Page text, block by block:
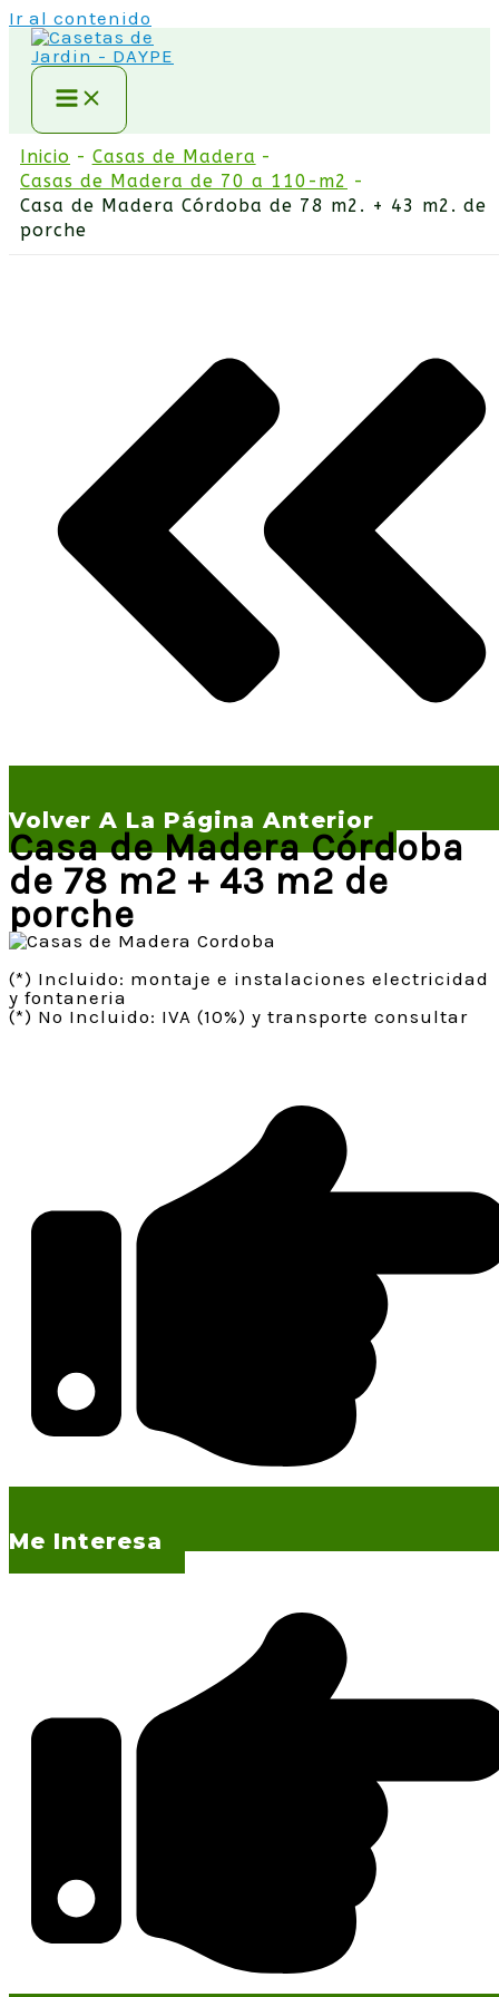
Ir al contenido
Inicio
Casas de Madera
Casas de Madera de 70 a 110-m2
Casa de Madera Córdoba de 78 m2. + 43 m2. de
porche
Volver A La Página Anterior
Casa de Madera Córdoba
de 78 m2 + 43 m2 de
porche
(*) Incluido: montaje e instalaciones electricidad
y fontaneria
(*) No Incluido: IVA (10%) y transporte consultar
Me Interesa